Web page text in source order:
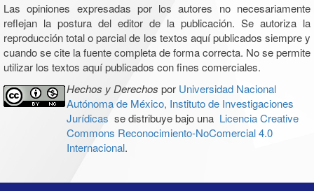
Las opiniones expresadas por los autores no necesariamente
reflejan la postura del editor de la publicación. Se autoriza la
reproducción total o parcial de los textos aquí publicados siempre y
cuando se cite la fuente completa de forma correcta. No se permite
utilizar los textos aquí publicados con fines comerciales.
Hechos y Derechos por Universidad Nacional
Autónoma de México, Instituto de Investigaciones
Jurídicas se distribuye bajo una Licencia Creative
Commons Reconocimiento-NoComercial 4.0
Internacional.